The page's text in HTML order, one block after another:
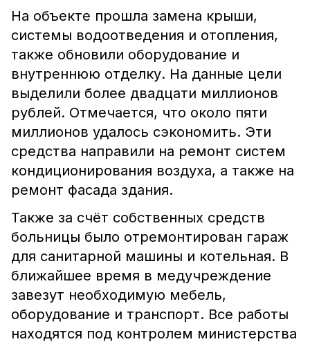
На объекте прошла замена крыши,
системы водоотведения и отопления,
также обновили оборудование и
внутреннюю отделку. На данные цели
выделили более двадцати миллионов
рублей. Отмечается, что около пяти
миллионов удалось сэкономить. Эти
средства направили на ремонт систем
кондиционирования воздуха, а также на
ремонт фасада здания.
Также за счёт собственных средств
больницы было отремонтирован гараж
для санитарной машины и котельная. В
ближайшее время в медучреждение
завезут необходимую мебель,
оборудование и транспорт. Все работы
находятся под контролем министерства